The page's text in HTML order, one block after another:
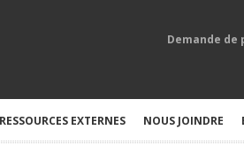
Demande de
RESSOURCES EXTERNES NOUS JOINDRE